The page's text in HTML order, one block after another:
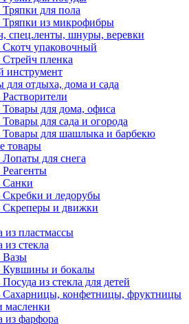
Тряпки для пола
Тряпки из микрофибры
спец.ленты, шнуры, веревки
Скотч упаковочный
Стрейч пленка
инструмент
для отдыха, дома и сада
Растворители
Товары для дома, офиса
Товары для сада и огорода
Товары для шашлыка и барбекю
товары
Лопаты для снега
Реагенты
Санки
Скребки и ледорубы
Скреперы и движки
из пластмассы
из стекла
Вазы
Кувшины и бокалы
Посуда из стекла для детей
Сахарницы, конфетницы, фруктницы
масленки
из фарфора